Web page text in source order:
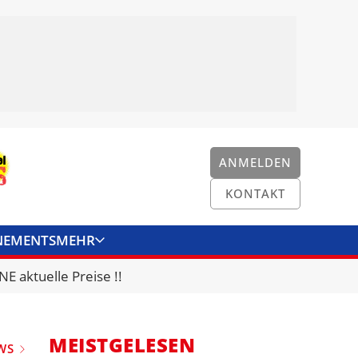
ANMELDEN
KONTAKT
MEHR
KONTAKT
aktuelle Preise !!
MEISTGELESEN